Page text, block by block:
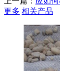
更多 相关产品